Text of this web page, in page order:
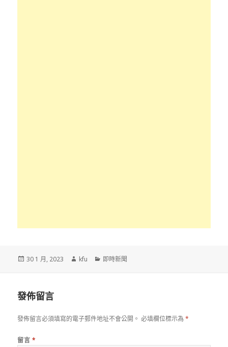
發
30 1 月, 2023
作
kfu
分
即時新聞
發佈留言
發佈留言必須填寫的電子郵件地址不會公開。 必填欄位標示為*
留言 *